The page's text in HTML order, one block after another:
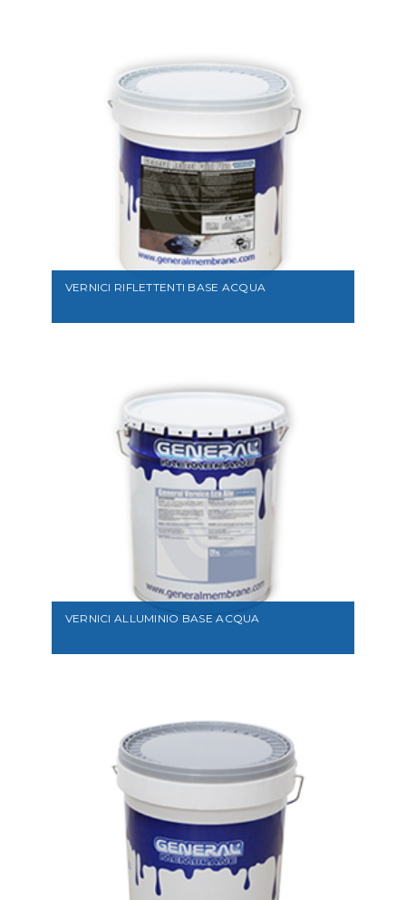
VEDI
VERNICI RIFLETTENTI BASE ACQUA
VEDI
VERNICI ALLUMINIO BASE ACQUA